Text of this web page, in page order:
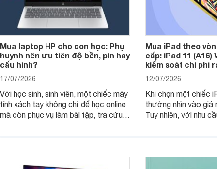
Mua laptop HP cho con học: Phụ
huynh nên ưu tiên độ bền, pin hay
cấu hình?
17/07/2026
Với học sinh, sinh viên, một chiếc máy
tính xách tay không chỉ để học online
mà còn phục vụ làm bài tập, tra cứu,
thay vì chỉ so sánh cấu hình trên giấy.
Mua iPad theo
cấp: iPad 11 (A16)
kiểm soát chi phí
12/07/2026
Khi chọn một chiếc
thường nhìn vào
Tuy nhiên, với nhu
không, dùng được